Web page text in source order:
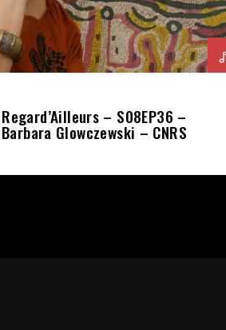
Regard’Ailleurs – S08EP36 –
Barbara Glowczewski – CNRS